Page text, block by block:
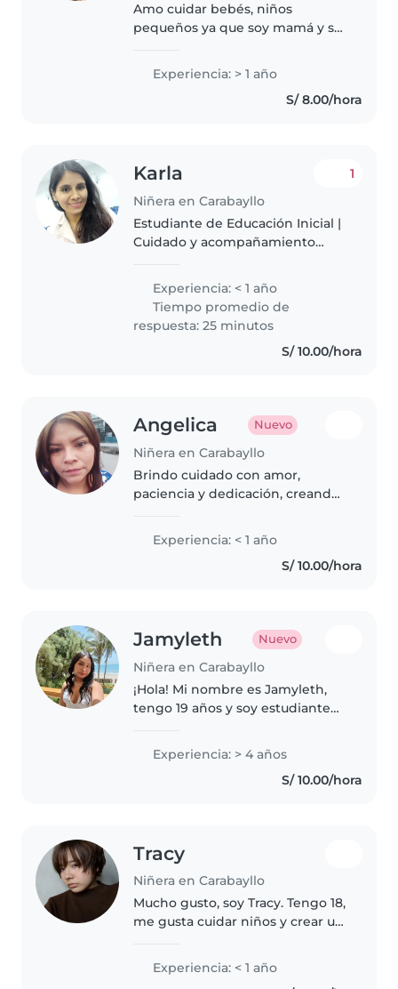
Amo cuidar bebés, niños
pequeños ya que soy mamá y se
gusta hacer dibujos juegos, soy
muy responsable, amigable y
sobre todo y lo más importante
Experiencia: > 1 año
S/ 8.00/hora
Karla
Niñera en Carabayllo
1
Estudiante de Educación Inicial |
Cuidado y acompañamiento
educativas Soy estudiante de
Educación Inicial y me gusta
mucho compartir y acompañar a
los..
Experiencia: < 1 año
Tiempo promedio de
respuesta: 25 minutos
S/ 10.00/hora
Angelica Nuevo
Niñera en Carabayllo
Brindo cuidado con amor,
paciencia y dedicación, creando
niños puedan jugar, aprender y
sentirse felices. 💕
Experiencia: < 1 año
S/ 10.00/hora
Jamyleth Nuevo
Niñera en Carabayllo
¡Hola! Mi nombre es Jamyleth,
tengo 19 años y soy estudiante
cariñosa y comprometida con el
bienestar de los niños. Tengo..
Experiencia: > 4 años
S/ 10.00/hora
Tracy
Niñera en Carabayllo
Mucho gusto, soy Tracy. Tengo 18,
me gusta cuidar niños y crear un
seguro para ellos. Estaré muy
feliz de poder trabajar con
Experiencia: < 1 año